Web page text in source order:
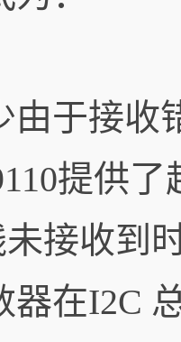
由于接收
提供
接收到
器在I2C